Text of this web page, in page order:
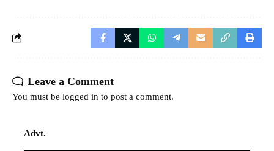
Leave a Comment
You must be logged in to post a comment.
Advt.